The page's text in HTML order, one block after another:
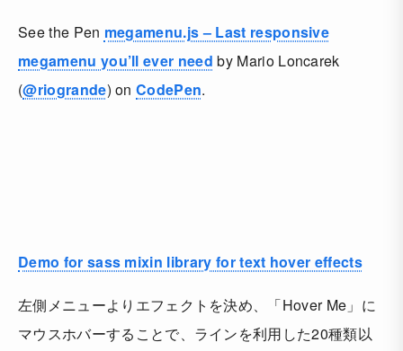
See the Pen megamenu.js – Last responsive
megamenu you’ll ever need by Mario Loncarek
(@riogrande) onCodePen.
Demo for sass mixin library for text hover effects
左側メニューよりエフェクトを決め、「Hover Me」に
マウスホバーすることで、ラインを利用した20種類以